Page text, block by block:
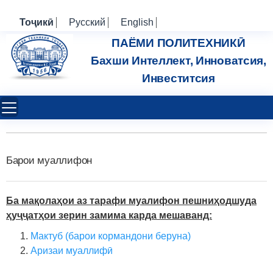
Тоҷикӣ Русский English
ПАЁМИ ПОЛИТЕХНИКӢ
Бахши Интеллект, Инноватсия,
Инвеститсия
Барои муаллифон
Ба мақолаҳои аз тарафи муалифон пешниҳодшуда
ҳуҷҷатҳои зерин замима карда мешаванд:
Мактуб (барои кормандони беруна)
Аризаи муаллифӣ